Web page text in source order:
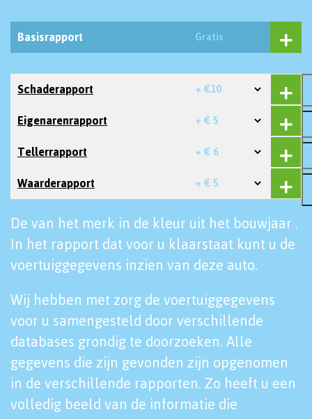
Basisrapport Gratis
Schaderapport + €10
Eigenarenrapport + € 5
Tellerrapport + € 6
Waarderapport + € 5
De van het merk in de kleur uit het bouwjaar .
In het rapport dat voor u klaarstaat kunt u de
voertuiggegevens inzien van deze auto.
Wij hebben met zorg de voertuiggegevens
voor u samengesteld door verschillende
databases grondig te doorzoeken. Alle
gegevens die zijn gevonden zijn opgenomen
in de verschillende rapporten. Zo heeft u een
volledig beeld van de informatie die